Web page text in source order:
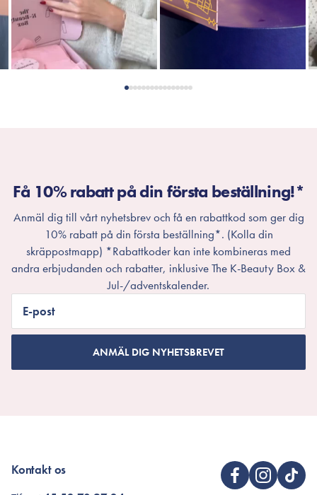
Få 10% rabatt på din första beställning!*
Anmäl dig till vårt nyhetsbrev och få en rabattkod som ger dig
10% rabatt på din första beställning*. (Kolla din
skräppostmapp) *Rabattkoder kan inte kombineras med
andra erbjudanden och rabatter, inklusive The K-Beauty Box &
Jul-/adventskalender.
E-post
ANMÄL DIG NYHETSBREVET
Kontakt os